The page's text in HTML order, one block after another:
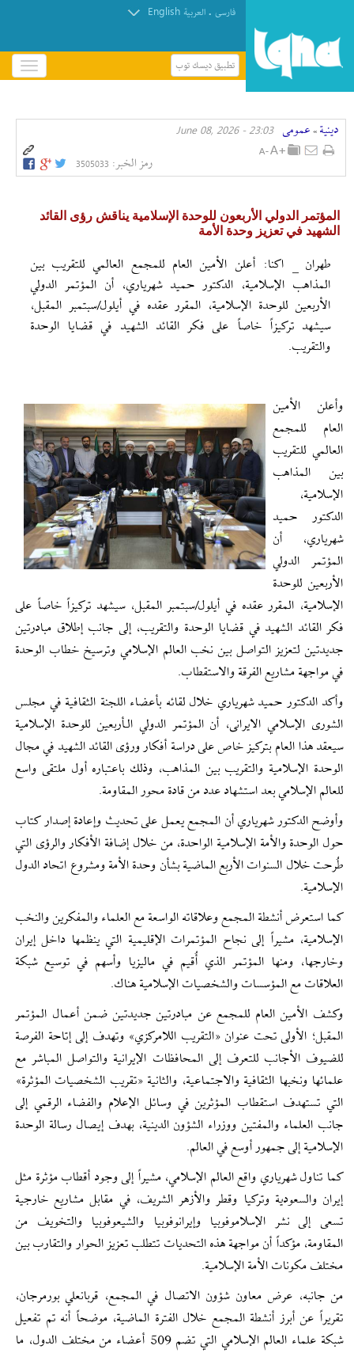
فارسی . العربیة English
تطبيق ديسك توب
باز
و
کردن
دينية » عمومی 23:03 - June 08, 2026
رمز الخبر: 3505033
المؤتمر الدولي الأربعون للوحدة الإسلامية يناقش رؤى القائد
الشهيد في تعزيز وحدة الأمة
طهران _ اکنا: أعلن الأمين العام للمجمع العالمي للتقريب بين
المذاهب الإسلامية، الدكتور حميد شهرياري، أن المؤتمر الدولي
الأربعين للوحدة الإسلامية، المقرر عقده في أيلول/سبتمبر المقبل،
سيشهد تركيزاً خاصاً على فكر القائد الشهيد في قضايا الوحدة
والتقريب.
وأعلن الأمين
العام للمجمع
العالمي للتقريب
بين المذاهب
الإسلامية،
الدكتور حميد
شهرياري، أن
المؤتمر الدولي
الأربعين للوحدة
الإسلامية، المقرر عقده في أيلول/سبتمبر المقبل، سيشهد تركيزاً خاصاً على
فكر القائد الشهيد في قضايا الوحدة والتقريب، إلى جانب إطلاق مبادرتين
جديدتين لتعزيز التواصل بين نخب العالم الإسلامي وترسيخ خطاب الوحدة
في مواجهة مشاريع الفرقة والاستقطاب.
وأكد الدکتور حمید شهریاري خلال لقائه بأعضاء اللجنة الثقافية في مجلس
الشورى الإسلامي الایرانی، أن المؤتمر الدولي الـأربعین للوحدة الإسلامیة
سيعقد هذا العام بتركيز خاص على دراسة أفكار ورؤى القائد الشهيد في مجال
الوحدة الإسلامية والتقريب بين المذاهب، وذلك باعتباره أول ملتقى واسع
للعالم الإسلامي بعد استشهاد عدد من قادة محور المقاومة.
وأوضح الدکتور شهرياري أن المجمع يعمل على تحديث وإعادة إصدار كتاب
حول الوحدة والأمة الإسلامية الواحدة، من خلال إضافة الأفكار والرؤى التي
طُرحت خلال السنوات الأربع الماضية بشأن وحدة الأمة ومشروع اتحاد الدول
الإسلامية.
كما استعرض أنشطة المجمع وعلاقاته الواسعة مع العلماء والمفكرين والنخب
الإسلامية، مشيراً إلى نجاح المؤتمرات الإقليمية التي ينظمها داخل إيران
وخارجها، ومنها المؤتمر الذي أُقيم في ماليزيا وأسهم في توسيع شبكة
العلاقات مع المؤسسات والشخصيات الإسلامية هناك.
وكشف الأمين العام للمجمع عن مبادرتين جديدتين ضمن أعمال المؤتمر
المقبل؛ الأولى تحت عنوان «التقريب اللامركزي» وتهدف إلى إتاحة الفرصة
للضيوف الأجانب للتعرف إلى المحافظات الإيرانية والتواصل المباشر مع
علمائها ونخبها الثقافية والاجتماعية، والثانية «تقريب الشخصيات المؤثرة»
التي تستهدف استقطاب المؤثرين في وسائل الإعلام والفضاء الرقمي إلى
جانب العلماء والمفتين ووزراء الشؤون الدينية، بهدف إيصال رسالة الوحدة
الإسلامية إلى جمهور أوسع في العالم.
كما تناول شهرياري واقع العالم الإسلامي، مشيراً إلى وجود أقطاب مؤثرة مثل
إيران والسعودية وتركيا وقطر والأزهر الشريف، في مقابل مشاريع خارجية
تسعى إلى نشر الإسلاموفوبيا وإيرانوفوبيا والشيعوفوبيا والتخويف من
المقاومة، مؤكداً أن مواجهة هذه التحديات تتطلب تعزيز الحوار والتقارب بين
مختلف مكونات الأمة الإسلامية.
من جانبه، عرض معاون شؤون الاتصال في المجمع، قربانعلي بورمرجان،
تقريراً عن أبرز أنشطة المجمع خلال الفترة الماضية، موضحاً أنه تم تفعيل
شبكة علماء العالم الإسلامي التي تضم 509 أعضاء من مختلف الدول، ما